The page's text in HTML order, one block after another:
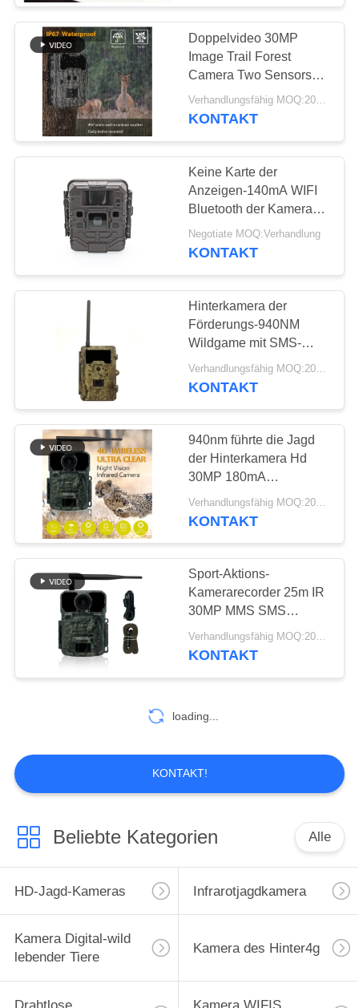
Drahtlose
Hinterkamera
Kamera WIFIS
Bluetooth
44
Jagd von
Kamerazubehören
Zelluläre Spiel-
Kamera
22
Garten-Kamera der
14
GPS-Hinterkamera
27
Doppelvideo 30MP
Image Trail Forest
Camera Two Sensors
der linsen-1080P
Verhandlungsfähig MOQ:20pcs
KONTAKT
Keine Karte der
Anzeigen-140mA WIFI
Bluetooth der Kamera-
SDHC für die Jagd
Negotiate MOQ:Verhandlung
KONTAKT
Hinterkamera der
Förderungs-940NM
Wildgame mit SMS-
Steuerung für die wilde
Jagd
KONTAKT
940nm führte die Jagd
der Hinterkamera Hd
30MP 180mA
programmierbar
Verhandlungsfähig MOQ:20pcs
KONTAKT
Sport-Aktions-
Kamerarecorder 25m IR
30MP MMS SMS
Steuersmtp-ftp
Keepguard KG895
Verhandlungsfähig MOQ:20pcs
KONTAKT
loading...
KONTAKT!
Beliebte Kategorien Alle
HD-Jagd-Kameras Infrarotjagdkamera
Kamera Digital-wild
lebender Tiere
Kamera des Hinter4g